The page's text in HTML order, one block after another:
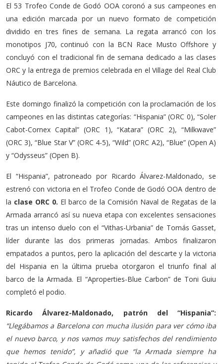
El 53 Trofeo Conde de Godó OOA coronó a sus campeones en
una edición marcada por un nuevo formato de competición
dividido en tres fines de semana. La regata arrancó con los
monotipos J70, continuó con la BCN Race Musto Offshore y
concluyó con el tradicional fin de semana dedicado a las clases
ORC y la entrega de premios celebrada en el Village del Real Club
Náutico de Barcelona.
Este domingo finalizó la competición con la proclamación de los
campeones en las distintas categorías: “Hispania” (ORC 0), “Soler
Cabot-Cornex Capital” (ORC 1), “Katara” (ORC 2), “Milkwave”
(ORC 3), “Blue Star V” (ORC 4-5), “Wild” (ORC A2), “Blue” (Open A)
y “Odysseus” (Open B).
El “Hispania”, patroneado por Ricardo Álvarez-Maldonado, se
estrenó con victoria en el Trofeo Conde de Godó OOA dentro de
la clase ORC 0. El barco de la Comisión Naval de Regatas de la
Armada arrancó así su nueva etapa con excelentes sensaciones
tras un intenso duelo con el “Vithas-Urbania” de Tomás Gasset,
líder durante las dos primeras jornadas. Ambos finalizaron
empatados a puntos, pero la aplicación del descarte y la victoria
del Hispania en la última prueba otorgaron el triunfo final al
barco de la Armada. El “Aproperties-Blue Carbon” de Toni Guiu
completó el podio.
Ricardo Álvarez-Maldonado, patrón del “Hispania”:
“Llegábamos a Barcelona con mucha ilusión para ver cómo iba
el nuevo barco, y nos vamos muy satisfechos del rendimiento
que hemos tenido”, y añadió que “la Armada siempre ha